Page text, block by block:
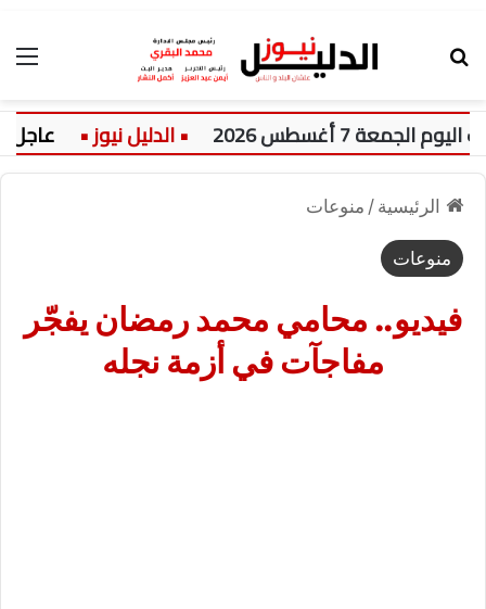
7 أغسطس 2026 عاجل:
الرئيسية / منوعات
منوعات
فيديو.. محامي محمد رمضان يفجّر
مفاجآت في أزمة نجله